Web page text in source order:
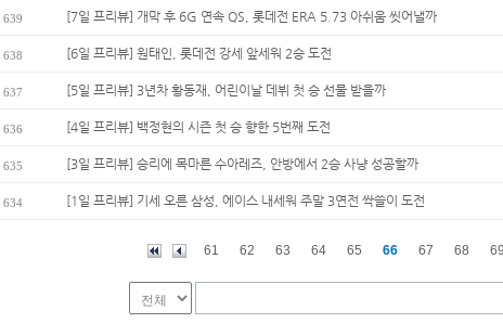
639 [7일 프리뷰] 개막 후 6G 연속 QS, 롯데전 ERA 5.73 아쉬움 씻어낼까
638 [6일 프리뷰] 원태인, 롯데전 강세 앞세워 2승 도전
637 [5일 프리뷰] 3년차 황동재, 어린이날 데뷔 첫 승 선물 받을까
636 [4일 프리뷰] 백정현의 시즌 첫 승 향한 5번째 도전
635 [3일 프리뷰] 승리에 목마른 수아레즈, 안방에서 2승 사냥 성공할까
634 [1일 프리뷰] 기세 오른 삼성, 에이스 내세워 주말 3연전 싹쓸이 도전
61 62 63 64 65 66 67 68 69